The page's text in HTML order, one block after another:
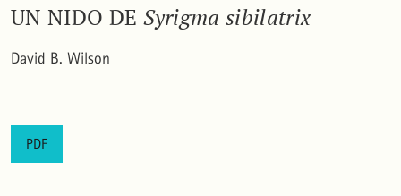
UN NIDO DE Syrigma sibilatrix
David B. Wilson
PDF